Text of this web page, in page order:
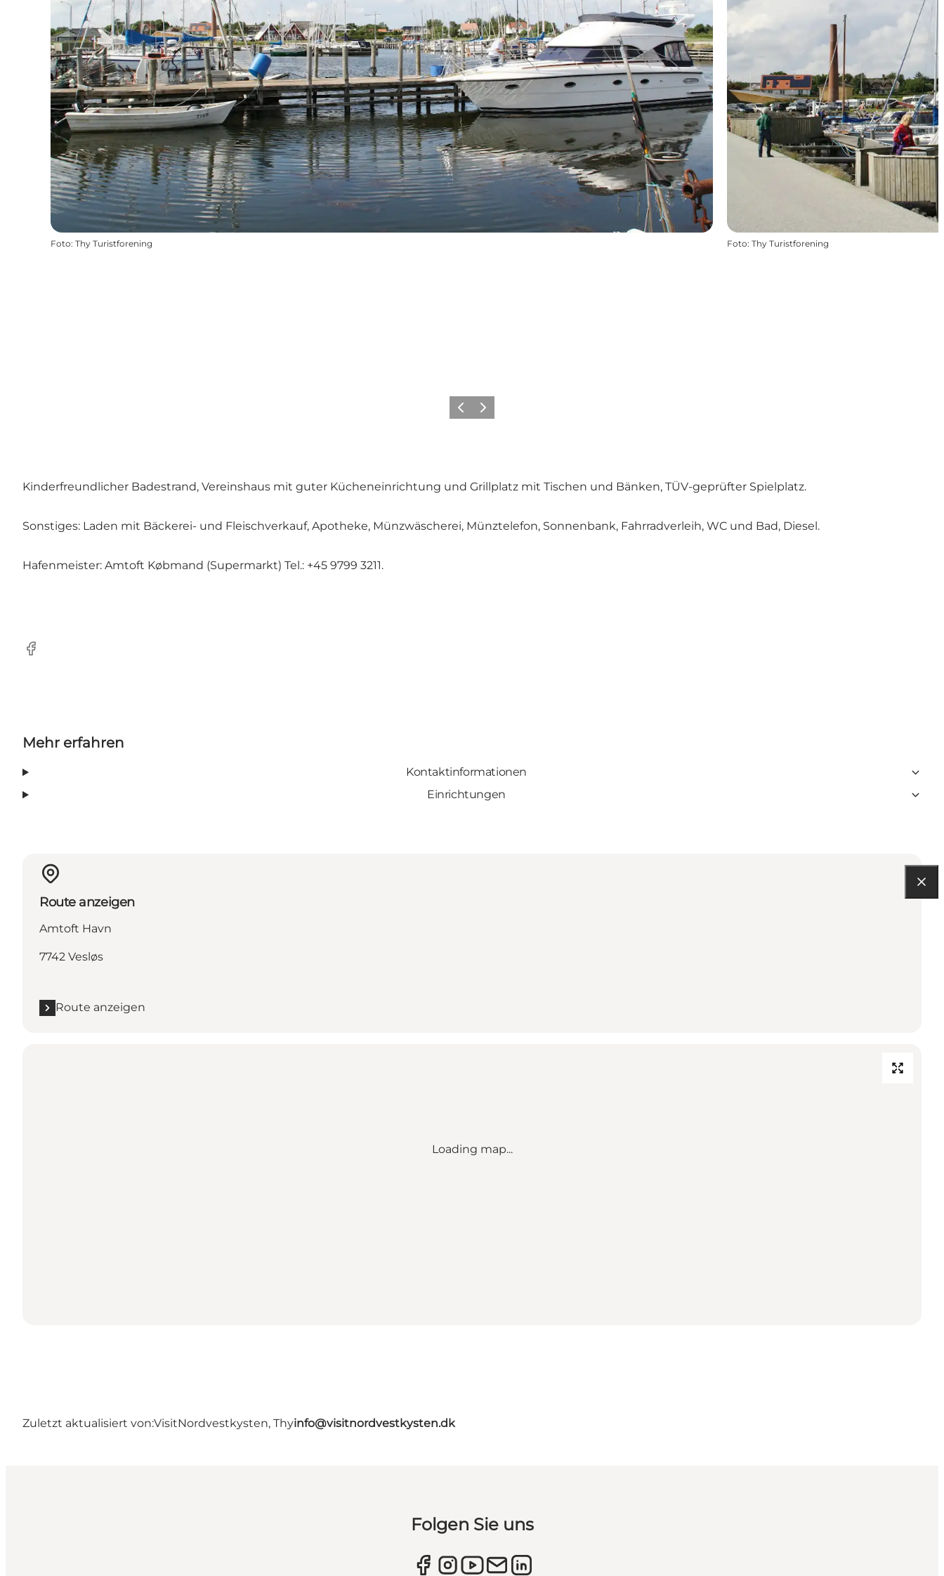
Foto: Thy Turistforening Foto: Thy Turistforening
ZurückWeiter
Kinderfreundlicher Badestrand, Vereinshaus mit guter Kücheneinrichtung und Grillplatz mit Tischen und Bänken, TÜV-geprüfter Spielplatz.
Sonstiges: Laden mit Bäckerei- und Fleischverkauf, Apotheke, Münzwäscherei, Münztelefon, Sonnenbank, Fahrradverleih, WC und Bad, Diesel.
Hafenmeister: Amtoft Købmand (Supermarkt) Tel.: +45 9799 3211.
Facebook
Mehr erfahren
Kontaktinformationen
Einrichtungen
Route anzeigen
Amtoft Havn
7742 Vesløs
Route anzeigen
Loading map...
Zuletzt aktualisiert von:VisitNordvestkysten, Thyinfo@visitnordvestkysten.dk
Folgen Sie uns